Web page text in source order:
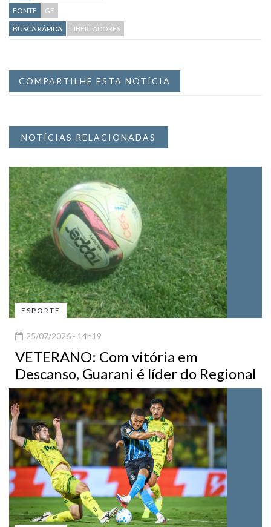
FONTE
GE
BUSCA RÁPIDA
LIBERTADORES
COMPARTILHE ESTA NOTÍCIA
NOTÍCIAS RELACIONADAS
ESPORTE
25/07/2026 - 14h19
VETERANO: Com vitória em
Descanso, Guarani é líder do Regional